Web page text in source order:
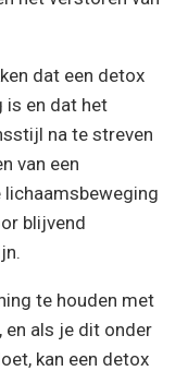
dat een detox
is en dat het
na te streven
van een
blijvend
te houden met
en als je dit onder
kan een detox